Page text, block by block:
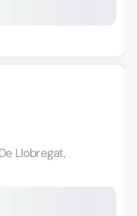
Llobregat,